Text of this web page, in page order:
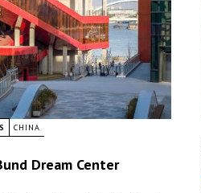
CHINA
Dream Center